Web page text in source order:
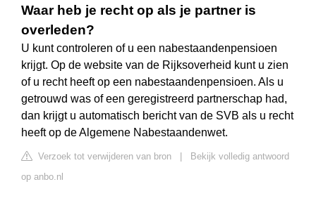
Waar heb je recht op als je partner is
overleden?
U kunt controleren of u een nabestaandenpensioen
krijgt. Op de website van de Rijksoverheid kunt u zien
of u recht heeft op een nabestaandenpensioen. Als u
getrouwd was of een geregistreerd partnerschap had,
dan krijgt u automatisch bericht van de SVB als u recht
heeft op de Algemene Nabestaandenwet.
Verzoek tot verwijderen van bron
Bekijk volledig antwoord
op anbo.nl